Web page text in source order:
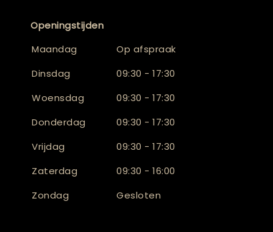
Openingstijden
Maandag
Op afspraak
Dinsdag
09:30 - 17:30
Woensdag
09:30 - 17:30
Donderdag
09:30 - 17:30
Vrijdag
09:30 - 17:30
Zaterdag
09:30 - 16:00
Zondag
Gesloten